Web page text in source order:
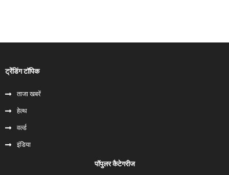
ट्रेंडिंग टॉपिक
ताजा खबरें
हेल्‍थ
वर्ल्ड
इंडिया
पॉपुलर कैटेगरीज